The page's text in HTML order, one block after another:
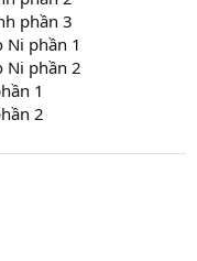
phần 3
Ni phần 1
Ni phần 2
1
2